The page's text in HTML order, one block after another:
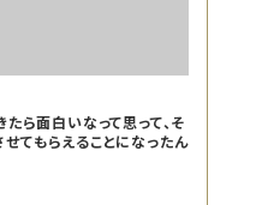
ら面白いなって思って、そ
てもらえることになったん